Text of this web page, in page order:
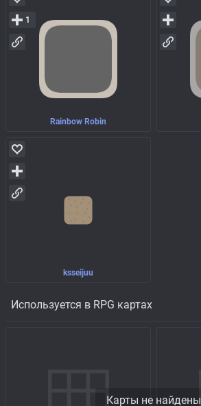
Rainbow Robin
1
ksseijuu
Используется в RPG картах
Карты не найдены